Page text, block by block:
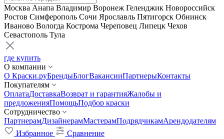
Москва Анапа Владимир Воронеж Геленджик Новороссийск
Ростов Симферополь Сочи Ярославль Пятигорск Обнинск
Иваново Вологда Кострома Череповец Липецк Чехов
Севастополь Тула
где купить
О компании
О Краски.руБрендыБлогВакансииПартнерыКонтакты
Покупателям
ОплатаДоставкаВозврат и гарантияЖалобы и
предложенияПомощьПодбор краски
Сотрудничество
ПартнерамДизайнерамМастерамПодрядчикамАрендодателям
Избранное
Сравнение